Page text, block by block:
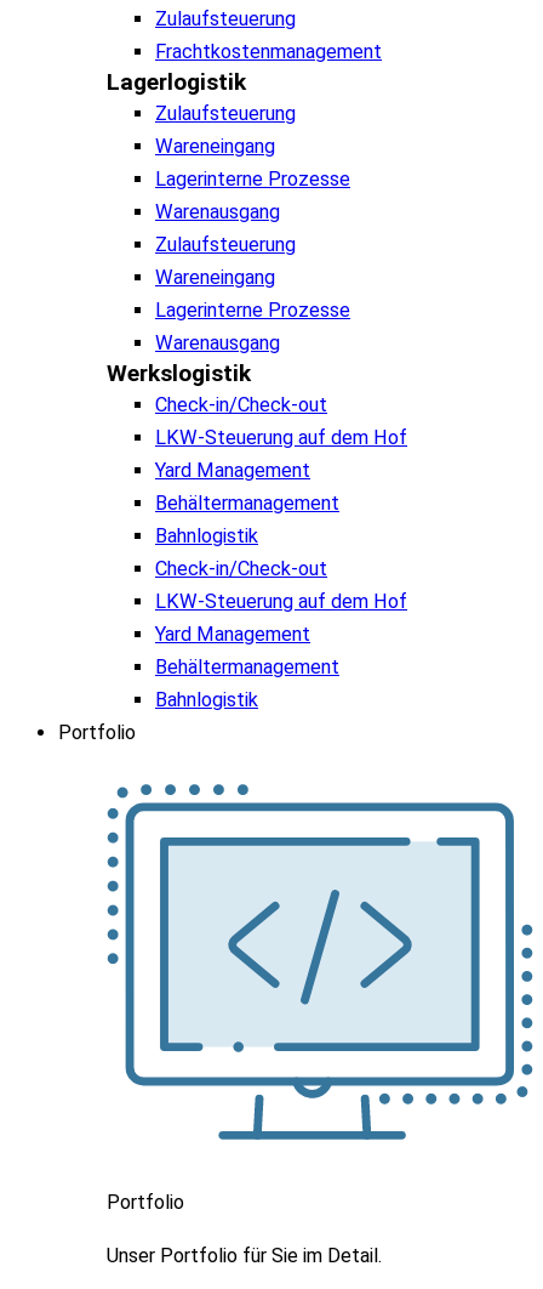
Zulaufsteuerung
Frachtkostenmanagement
Lagerlogistik
Zulaufsteuerung
Wareneingang
Lagerinterne Prozesse
Warenausgang
Zulaufsteuerung
Wareneingang
Lagerinterne Prozesse
Warenausgang
Werkslogistik
Check-in/Check-out
LKW-Steuerung auf dem Hof
Yard Management
Behältermanagement
Bahnlogistik
Check-in/Check-out
LKW-Steuerung auf dem Hof
Yard Management
Behältermanagement
Bahnlogistik
Portfolio
Portfolio
Unser Portfolio für Sie im Detail.